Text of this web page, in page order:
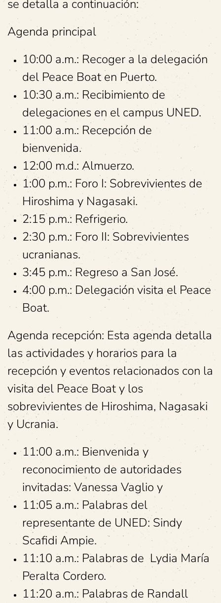
se detalla a continuación:
Agenda principal
10:00 a.m.: Recoger a la delegación
del Peace Boat en Puerto.
10:30 a.m.: Recibimiento de
delegaciones en el campus UNED.
11:00 a.m.: Recepción de
bienvenida.
12:00 m.d.: Almuerzo.
1:00 p.m.: Foro I: Sobrevivientes de
Hiroshima y Nagasaki.
2:15 p.m.: Refrigerio.
2:30 p.m.: Foro II: Sobrevivientes
ucranianas.
3:45 p.m.: Regreso a San José.
4:00 p.m.: Delegación visita el Peace
Boat.
Agenda recepción: Esta agenda detalla
las actividades y horarios para la
recepción y eventos relacionados con la
visita del Peace Boat y los
sobrevivientes de Hiroshima, Nagasaki
y Ucrania.
11:00 a.m.: Bienvenida y
reconocimiento de autoridades
invitadas: Vanessa Vaglio y
11:05 a.m.: Palabras del
representante de UNED: Sindy
Scafidi Ampie.
11:10 a.m.: Palabras de Lydia María
Peralta Cordero.
11:20 a.m.: Palabras de Randall